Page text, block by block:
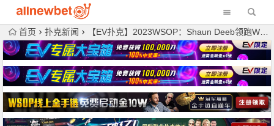
首页 扑克新闻 【EV扑克】2023WSOP：Shaun Deeb领跑WSOP年度玩家排行榜